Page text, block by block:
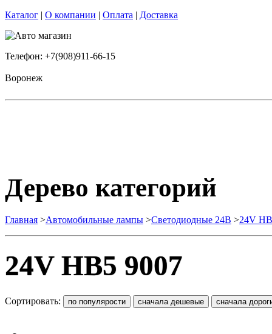
Каталог | О компании | Оплата | Доставка
Телефон: +7(908)911-66-15
Воронеж
Дерево категорий
Главная >Автомобильные лампы >Cветодиодные 24B >24V
24V HB5 9007
Сортировать: